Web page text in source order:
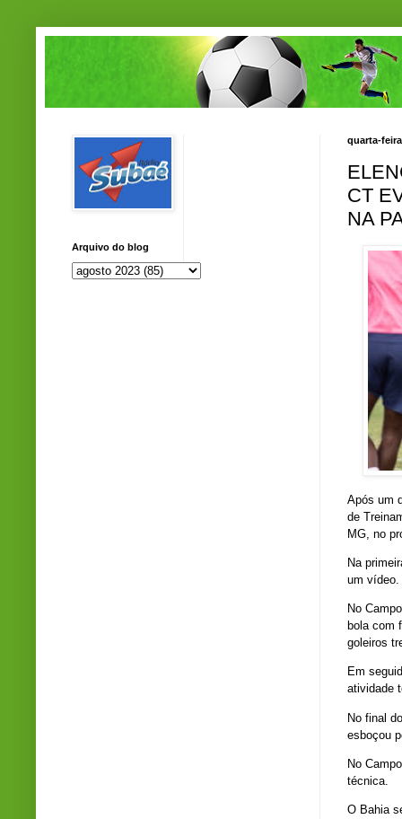
quarta-
CT
NA
Após um
de
MG, no
Na
um vídeo.
No
bola com
goleiros
Em
atividade
No final
esboçou
No
técnica.
O Bahia
Arquivo do blog